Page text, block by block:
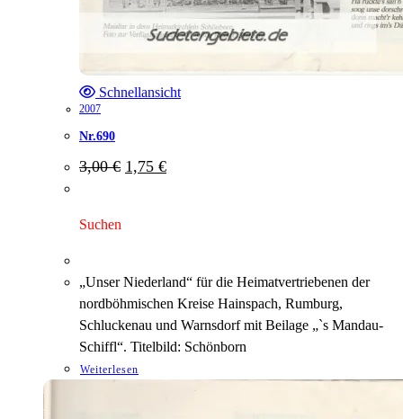
Schnellansicht
2007
Nr.690
3,00€ Ursprünglicher
Preis
1,75 €Aktueller
Preis
Suchen
„Unser Niederland“ für die Heimatvertriebenen der
nordböhmischen Kreise Hainspach, Rumburg,
Schluckenau und Warnsdorf mit Beilage „`s Mandau-
Schiffl“. Titelbild: Schönborn
Weiterlesen